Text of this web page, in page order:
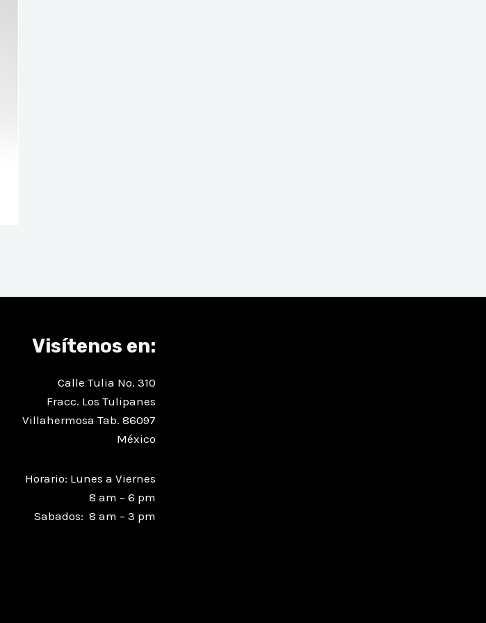
Visítenos en:
Calle Tulia No. 310
Fracc. Los Tulipanes
Villahermosa Tab. 86097
México
Horario: Lunes a Viernes
8 am – 6 pm
Sabados: 8 am – 3 pm